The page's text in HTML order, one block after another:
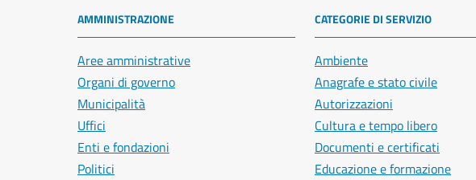
AMMINISTRAZIONE
Aree amministrative
Organi di governo
Municipalità
Uffici
Enti e fondazioni
Politici
CATEGORIE DI SERVIZIO
Ambiente
Anagrafe e stato civile
Autorizzazioni
Cultura e tempo libero
Documenti e certificati
Educazione e formazione